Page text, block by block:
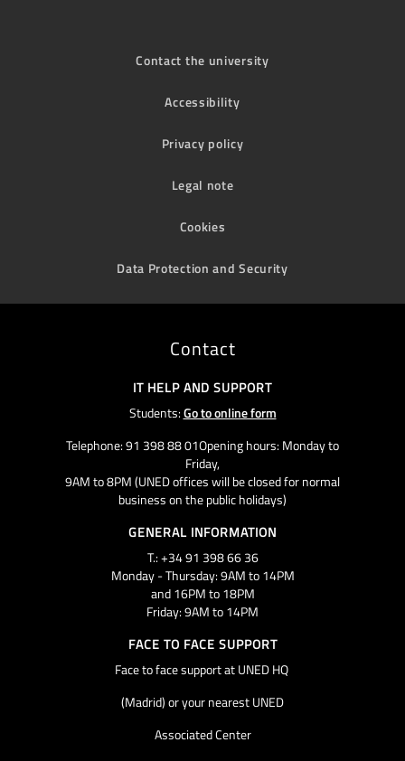
Contact the university
Accessibility
Privacy policy
Legal note
Cookies
Data Protection and Security
Contact
IT HELP AND SUPPORT
Students:Go to online form
Telephone: 91 398 88 01Opening hours: Monday to
Friday,
9AM to 8PM (UNED offices will be closed for normal
business on the public holidays)
GENERAL INFORMATION
T.: +34 91 398 66 36
Monday - Thursday: 9AM to 14PM
and 16PM to 18PM
Friday: 9AM to 14PM
FACE TO FACE SUPPORT
Face to face support at UNED HQ
(Madrid) or your nearest UNED
Associated Center